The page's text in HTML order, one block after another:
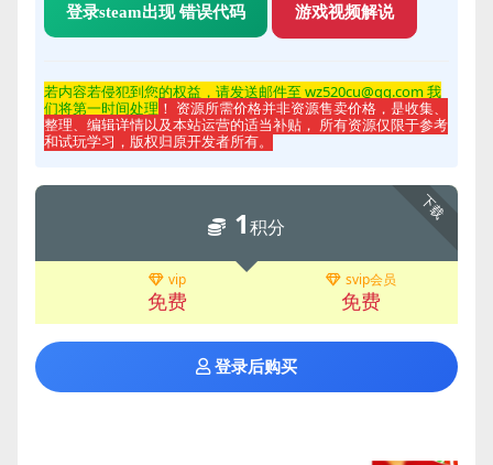
登录steam出现 错误代码 游戏视频解说
若内容若侵犯到您的权益，请发送邮件至 wz520cu@qq.com 我
们将第一时间处理 ！ 资源所需价格并非资源售卖价格，是收集、
整理、编辑详情以及本站运营的适当补贴， 所有资源仅限于参考
和试玩学习，版权归原开发者所有。
下载
1积分
vip
免费
svip会员
免费
登录后购买